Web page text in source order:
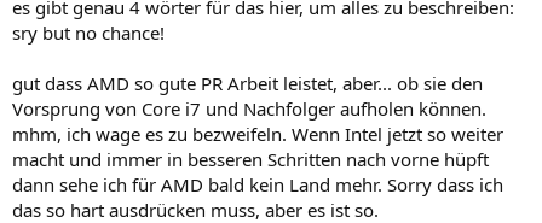
es gibt genau 4 wörter für das hier, um alles zu beschreiben:
sry but no chance!
gut dass AMD so gute PR Arbeit leistet, aber... ob sie den
Vorsprung von Core i7 und Nachfolger aufholen können.
mhm, ich wage es zu bezweifeln. Wenn Intel jetzt so weiter
macht und immer in besseren Schritten nach vorne hüpft
dann sehe ich für AMD bald kein Land mehr. Sorry dass ich
das so hart ausdrücken muss, aber es ist so.